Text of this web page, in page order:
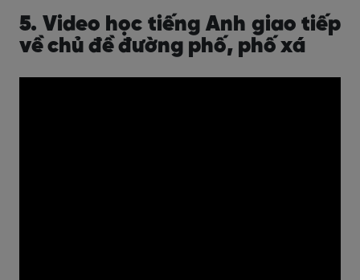
5. Video học tiếng Anh giao tiếp
về chủ đề đường phố, phố xá